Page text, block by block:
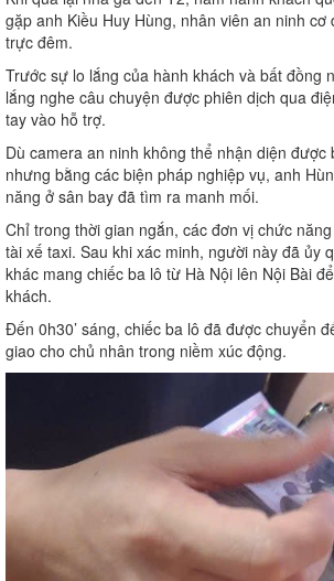
gặp anh Kiều Huy Hùng, nhân viên an ninh cơ
trực đêm.
Trước sự lo lắng của hành khách và bất đồng
lắng nghe câu chuyện được phiên dịch qua
tay vào hỗ trợ.
Dù camera an ninh không thể nhận diện được
nhưng bằng các biện pháp nghiệp vụ, anh
năng ở sân bay đã tìm ra manh mối.
Chỉ trong thời gian ngắn, các đơn vị chức
tài xế taxi. Sau khi xác minh, người này đã ủy
khác mang chiếc ba lô từ Hà Nội lên Nội Bài
khách.
Đến 0h30’ sáng, chiếc ba lô đã được chuyển
giao cho chủ nhân trong niềm xúc động.